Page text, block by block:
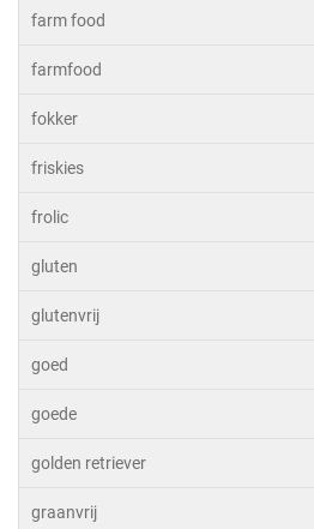
farm food
farmfood
fokker
friskies
frolic
gluten
glutenvrij
goed
goede
golden retriever
graanvrij